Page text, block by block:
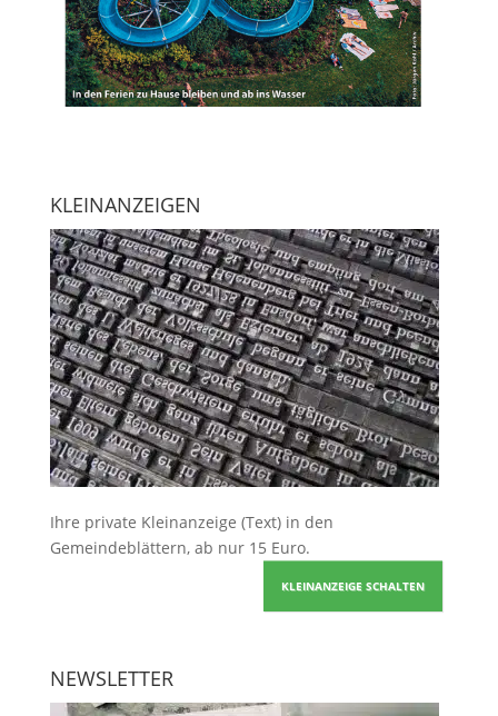
KLEINANZEIGEN
Ihre private Kleinanzeige (Text) in den
Gemeindeblättern, ab nur 15 Euro.
KLEINANZEIGE SCHALTEN
NEWSLETTER